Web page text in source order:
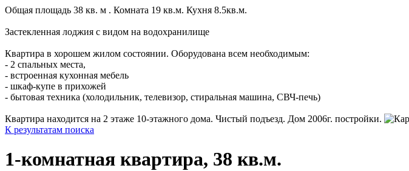
Общая площадь 38 кв. м . Комната 19 кв.м. Кухня 8.5кв.м.
Застекленная лоджия с видом на водохранилище
Квартира в хорошем жилом состоянии. Оборудована всем необходимым:
- 2 спальных места,
- встроенная кухонная мебель
- шкаф-купе в прихожей
- бытовая техника (холодильник, телевизор, стиральная машина, СВЧ-печь)
Квартира находится на 2 этаже 10-этажного дома. Чистый подъезд. Дом 2006г. постройки.
К результатам поиска
1-комнатная квартира, 38 кв.м.